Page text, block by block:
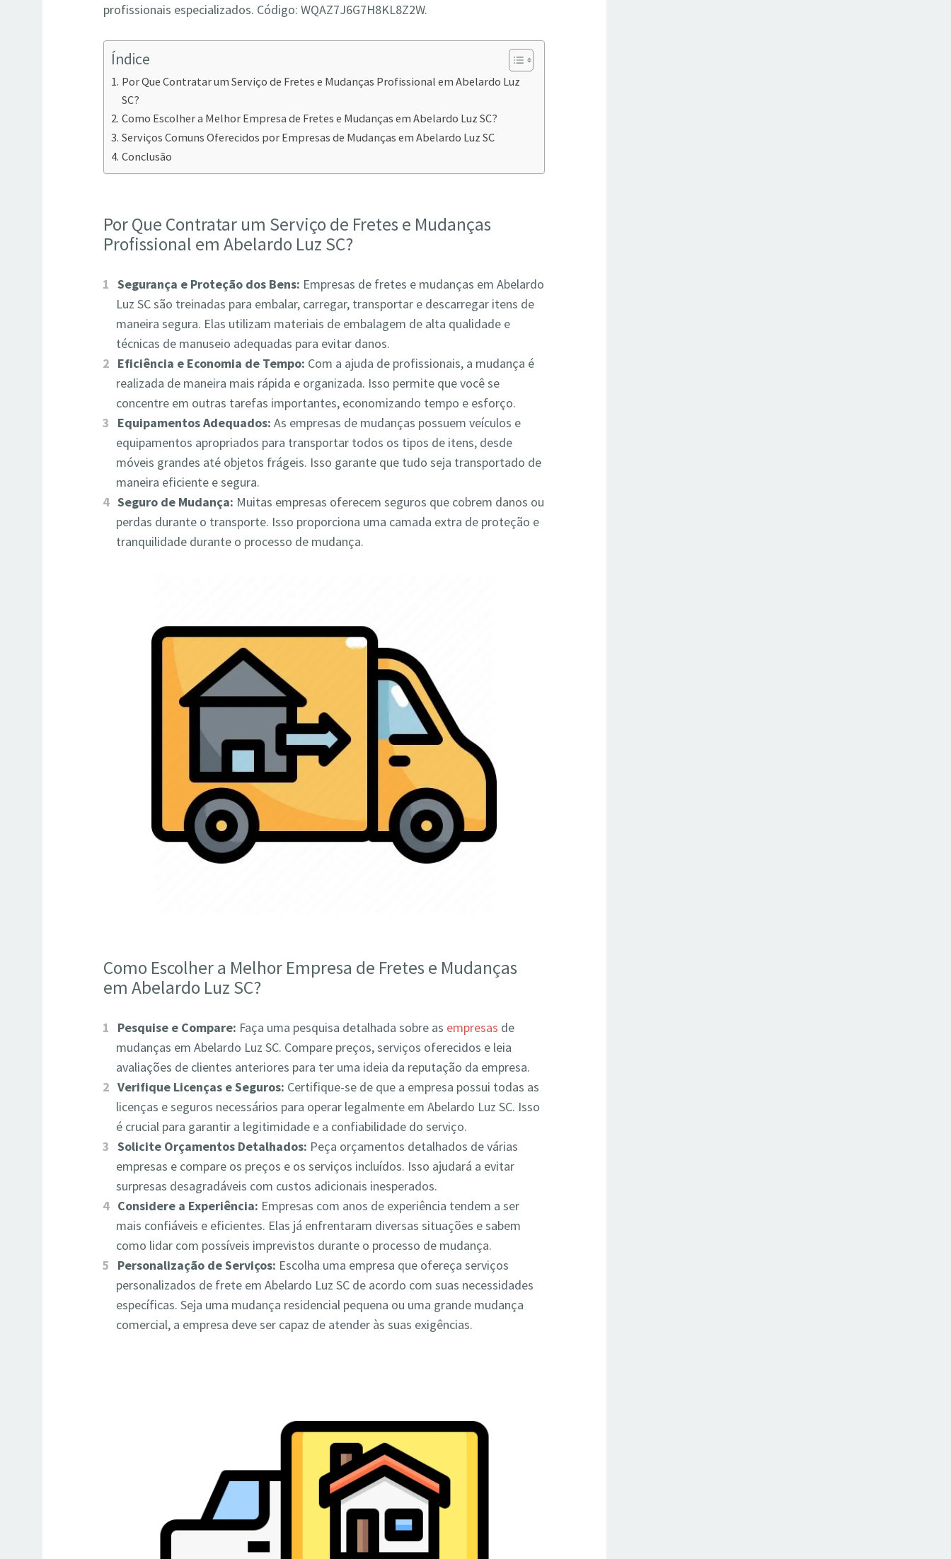
profissionais especializados. Código: WQAZ7J6G7H8KL8Z2W.
Índice
Por Que Contratar um Serviço de Fretes e Mudanças Profissional em Abelardo Luz
SC?
Como Escolher a Melhor Empresa de Fretes e Mudanças em Abelardo Luz SC?
Serviços Comuns Oferecidos por Empresas de Mudanças em Abelardo Luz SC
Conclusão
Por Que Contratar um Serviço de Fretes e Mudanças
Profissional em Abelardo Luz SC?
Segurança e Proteção dos Bens: Empresas de fretes e mudanças em Abelardo
Luz SC são treinadas para embalar, carregar, transportar e descarregar itens de
maneira segura. Elas utilizam materiais de embalagem de alta qualidade e
técnicas de manuseio adequadas para evitar danos.
Eficiência e Economia de Tempo: Com a ajuda de profissionais, a mudança é
realizada de maneira mais rápida e organizada. Isso permite que você se
concentre em outras tarefas importantes, economizando tempo e esforço.
Equipamentos Adequados: As empresas de mudanças possuem veículos e
equipamentos apropriados para transportar todos os tipos de itens, desde
móveis grandes até objetos frágeis. Isso garante que tudo seja transportado de
maneira eficiente e segura.
Seguro de Mudança: Muitas empresas oferecem seguros que cobrem danos ou
perdas durante o transporte. Isso proporciona uma camada extra de proteção e
tranquilidade durante o processo de mudança.
Como Escolher a Melhor Empresa de Fretes e Mudanças
em Abelardo Luz SC?
Pesquise e Compare: Faça uma pesquisa detalhada sobre as empresas de
mudanças em Abelardo Luz SC. Compare preços, serviços oferecidos e leia
avaliações de clientes anteriores para ter uma ideia da reputação da empresa.
Verifique Licenças e Seguros: Certifique-se de que a empresa possui todas as
licenças e seguros necessários para operar legalmente em Abelardo Luz SC. Isso
é crucial para garantir a legitimidade e a confiabilidade do serviço.
Solicite Orçamentos Detalhados: Peça orçamentos detalhados de várias
empresas e compare os preços e os serviços incluídos. Isso ajudará a evitar
surpresas desagradáveis com custos adicionais inesperados.
Considere a Experiência: Empresas com anos de experiência tendem a ser
mais confiáveis e eficientes. Elas já enfrentaram diversas situações e sabem
como lidar com possíveis imprevistos durante o processo de mudança.
Personalização de Serviços: Escolha uma empresa que ofereça serviços
personalizados de frete em Abelardo Luz SC de acordo com suas necessidades
específicas. Seja uma mudança residencial pequena ou uma grande mudança
comercial, a empresa deve ser capaz de atender às suas exigências.